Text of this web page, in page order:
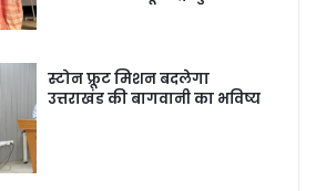
स्टोन फ्रूट मिशन बदलेगा
उत्तराखंड की बागवानी का भविष्य